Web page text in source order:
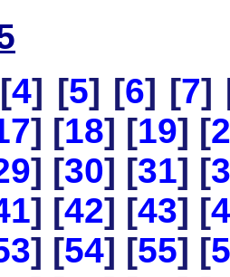
4] [5] [6] [7]
] [18] [19] [
] [30] [31] [
] [42] [43] [
] [54] [55] [